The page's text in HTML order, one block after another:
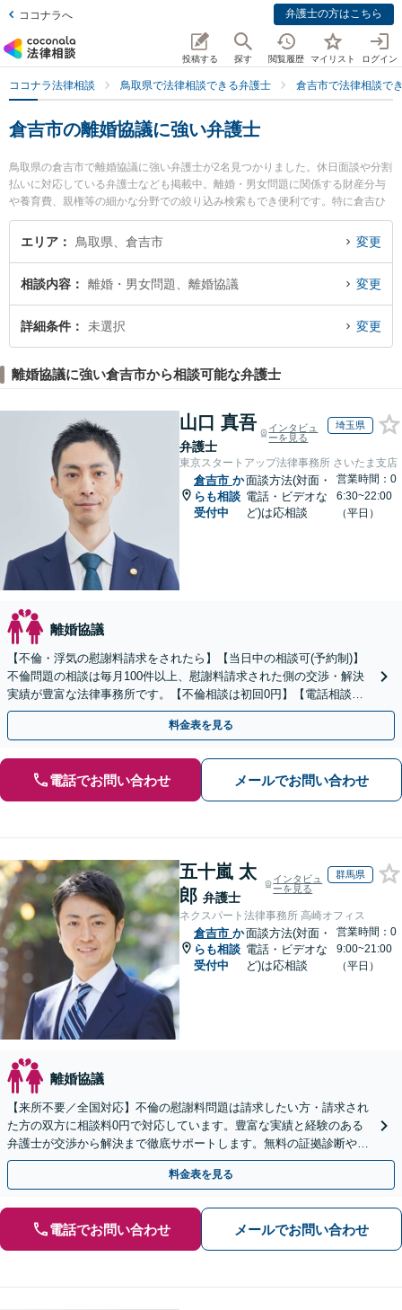
ココナラへ 弁護士の方はこちら
投稿する 探す 閲覧履歴 マイリスト ログイン
ココナラ法律相談 鳥取県で法律相談できる弁護士 倉吉市で法律相談で
倉吉市の離婚協議に強い弁護士
鳥取県の倉吉市で離婚協議に強い弁護士が2名見つかりました。休日面談や分割
払いに対応している弁護士なども掲載中。離婚・男女問題に関係する財産分与
や養育費、親権等の細かな分野での絞り込み検索もでき便利です。特に倉吉ひ
かり法律事務所の辻本 周平弁護士や倉吉うつぶき法律事務所の濵田 卓志弁護士
のプロフィール情報や弁護士費用、強みなどが注目されています。『倉吉市で
談無料で離婚協議を法律相談できる倉吉市内の弁護士に相談予約したい』など
でお困りの相談者さんにおすすめです。
エリア 鳥取県、倉吉市 変更
相談内容 離婚・男女問題、離婚協議 変更
詳細条件 未選択 変更
離婚協議に強い倉吉市から相談可能な弁護士
山口 真吾
弁護士
インタビュ
ーを見る
埼玉県
東京スタートアップ法律事務所 さいたま支店
倉吉市 か
らも相談
受付中
面談方法(対面・
電話・ビデオな
ど)は応相談
営業時間：0
6:30~22:00
（平日）
離婚協議
【不倫・浮気の慰謝料請求をされたら】【当日中の相談可(予約制)】
不倫問題の相談は毎月100件以上、慰謝料請求された側の交渉・解決
実績が豊富な法律事務所です。【不倫相談は初回0円】【電話相談で
ご契約まで対応可/来所不要】
料金表を見る
電話でお問い合わせ メールでお問い合わせ
五十嵐 太
郎 弁護士
インタビュ
ーを見る
群馬県
ネクスパート法律事務所 高崎オフィス
倉吉市 か
らも相談
受付中
面談方法(対面・
電話・ビデオな
ど)は応相談
営業時間：0
9:00~21:00
（平日）
離婚協議
【来所不要／全国対応】不倫の慰謝料問題は請求したい方・請求され
た方の双方に相談料0円で対応しています。豊富な実績と経験のある
弁護士が交渉から解決まで徹底サポートします。無料の証拠診断や着
手金の返還保証もありますので安心してご相談ください。
料金表を見る
電話でお問い合わせ メールでお問い合わせ